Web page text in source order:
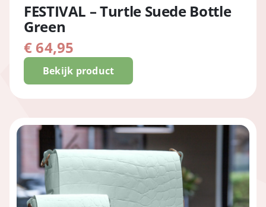
FESTIVAL – Turtle Suede Bottle
Green
Bekijk product
€ 64,95